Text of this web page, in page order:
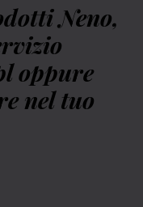
Neno,
oppure
nel tuo